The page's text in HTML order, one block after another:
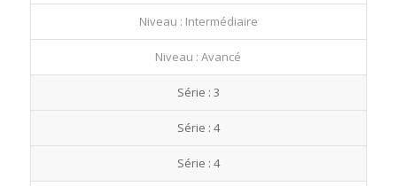
Niveau : Intermédiaire
Niveau : Avancé
Série : 3
Série : 4
Série : 4